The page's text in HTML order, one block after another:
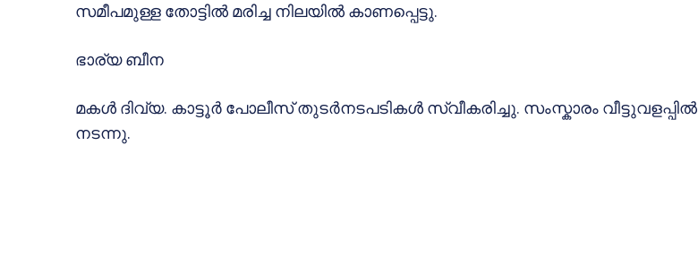
സമീപമുള്ള തോട്ടിൽ മരിച്ച നിലയിൽ കാണപ്പെട്ടു.
ഭാര്യ ബീന
മകൾ ദിവ്യ. കാട്ടൂർ പോലീസ് തുടർനടപടികൾ സ്വീകരിച്ചു. സംസ്കാരം വീട്ടുവളപ്പിൽ
നടന്നു.